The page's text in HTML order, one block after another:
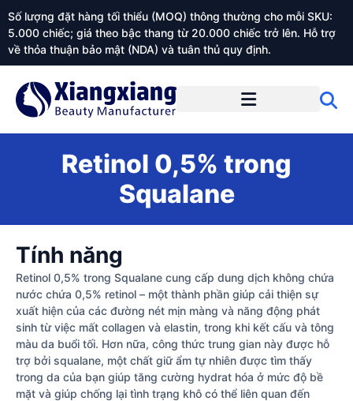
Số lượng đặt hàng tối thiểu (MOQ) thông thường cho mỗi SKU:
5.000 chiếc; giá theo bậc thang từ 20.000 chiếc trở lên. Hỗ trợ
về thỏa thuận bảo mật (NDA) và tuân thủ quy định.
Retinol 0,5% trong
Squalane
Tính năng
Retinol 0,5% trong Squalane cung cấp dung dịch không chứa
nước chứa 0,5% retinol – một thành phần giúp cải thiện sự
xuất hiện của các đường nét mịn màng và năng động phát
sinh từ việc mất collagen và elastin, trong khi kết cấu và tông
màu da buổi tối. Hơn nữa, công thức trung gian này được hỗ
trợ bởi squalane, một chất giữ ẩm tự nhiên được tìm thấy
trong da của bạn giúp tăng cường hydrat hóa ở mức độ bề
mặt và giúp chống lại tình trạng khô có thể liên quan đến